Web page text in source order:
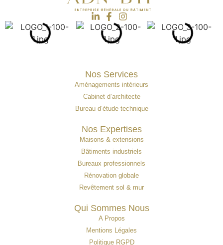
Nos Services
Aménagements intérieurs
Cabinet d’architecte
Bureau d’étude technique
Nos Expertises
Maisons & extensions
Bâtiments industriels
Bureaux professionnels
Rénovation globale
Revêtement sol & mur
Qui Sommes Nous
A Propos
Mentions Légales
Politique RGPD